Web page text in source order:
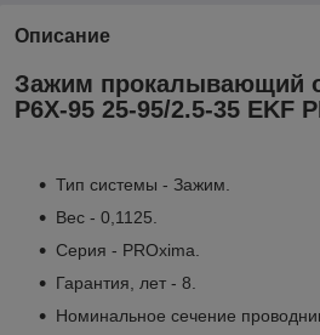
Описание
Зажим прокалывающий
P6X-95 25-95/2.5-35 EKF
Тип системы - Зажим.
Вес - 0,1125.
Серия - PROxima.
Гарантия, лет - 8.
Номинальное сечение